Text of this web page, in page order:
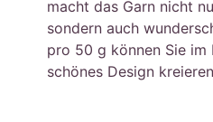
macht das Garn nicht
sondern auch
pro 50 g können Sie im
schönes Design